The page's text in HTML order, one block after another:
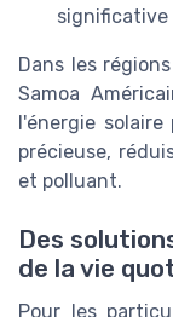
significative
Dans les
Samoa
l'énergie solaire
précieuse,
et polluant.
Des
de la vie
Pour les